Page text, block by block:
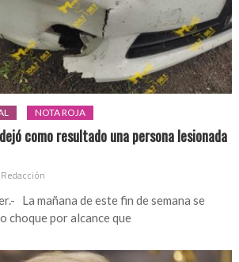
NOTA ROJA
como resultado una persona lesionada
La mañana de este fin de semana se
choque por alcance que